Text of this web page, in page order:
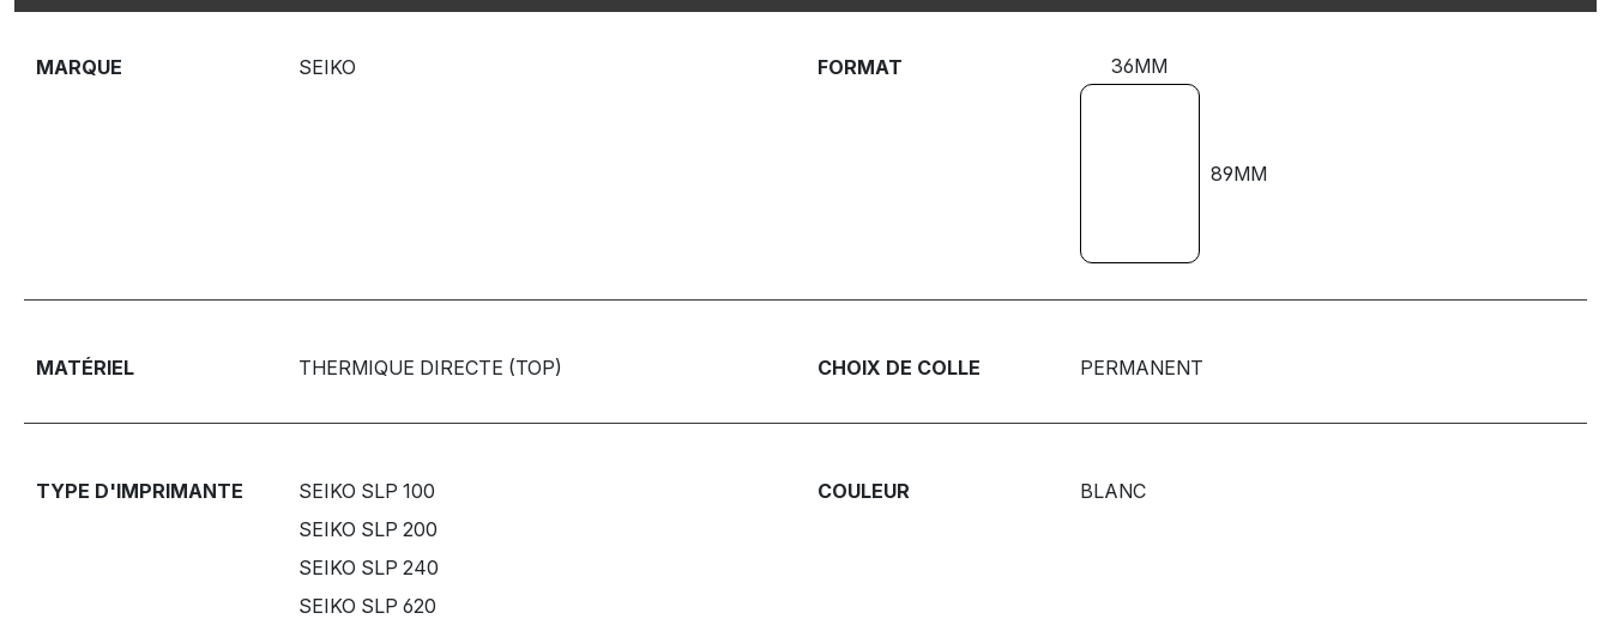
MARQUE SEIKO FORMAT 36MM
89MM
MATÉRIEL THERMIQUE DIRECTE (TOP) CHOIX DE COLLE PERMANENT
TYPE D'IMPRIMANTE
SEIKO SLP 100
SEIKO SLP 200
SEIKO SLP 240
SEIKO SLP 620
COULEUR BLANC